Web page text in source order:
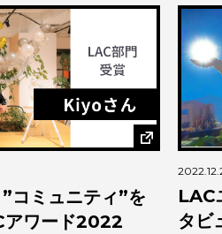
上野伸彦さんイン
LAC
部門